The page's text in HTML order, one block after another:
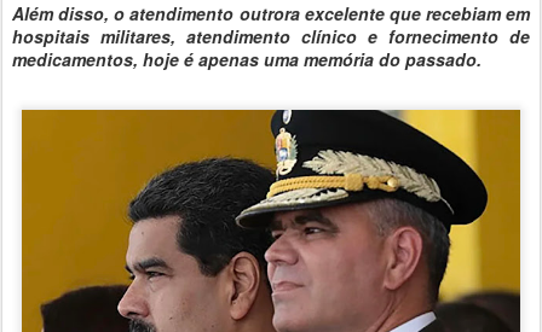
Além disso, o atendimento outrora excelente que recebiam em
hospitais militares, atendimento clínico e fornecimento de
medicamentos, hoje é apenas uma memória do passado.